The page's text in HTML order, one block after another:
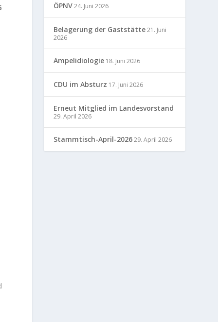
ÖPNV24. Juni 2026
Belagerung der Gaststätte21. Juni
2026
Ampelidiologie 18. Juni 2026
CDU im Absturz 17. Juni 2026
Erneut Mitglied im Landesvorstand
29. April 2026
Stammtisch-April-202629. April 2026